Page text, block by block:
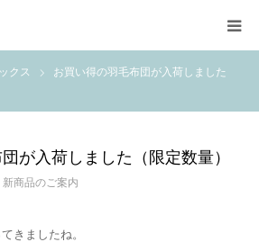
クス
お買い得の羽毛布団が入荷しました
が入荷しました（限定数量）
新商品のご案内
きましたね。
ーム